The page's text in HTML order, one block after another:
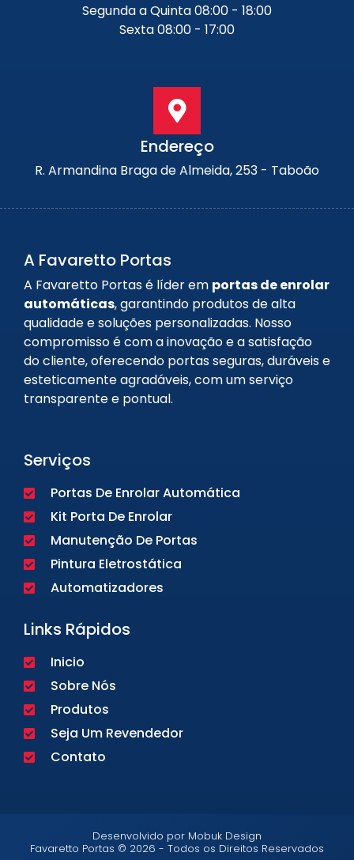
Segunda a Quinta 08:00 - 18:00
Sexta 08:00 - 17:00
Endereço
R. Armandina Braga de Almeida, 253 - Taboão
A Favaretto Portas
A Favaretto Portas é líder em portas de enrolar
automáticas, garantindo produtos de alta
qualidade e soluções personalizadas. Nosso
compromisso é com a inovação e a satisfação
do cliente, oferecendo portas seguras, duráveis e
esteticamente agradáveis, com um serviço
transparente e pontual.
Serviços
Portas De Enrolar Automática
Kit Porta De Enrolar
Manutenção De Portas
Pintura Eletrostática
Automatizadores
Links Rápidos
Inicio
Sobre Nós
Produtos
Seja Um Revendedor
Contato
Desenvolvido por Mobuk Design
Favaretto Portas © 2026 - Todos os Direitos Reservados